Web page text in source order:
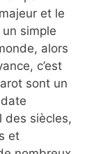
et le
simple
alors
c’est
sont un
des siècles,
et